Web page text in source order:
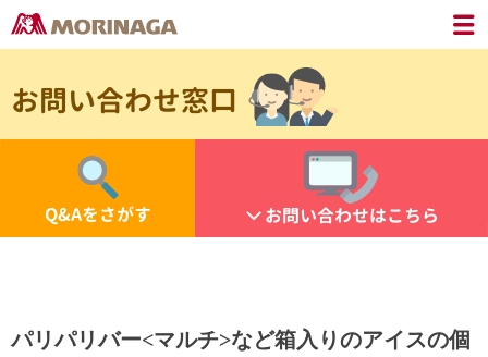
お問い合わせ窓口
Q&Aをさがす お問い合わせはこちら
パリパリバー<マルチ>など箱入りのアイスの個